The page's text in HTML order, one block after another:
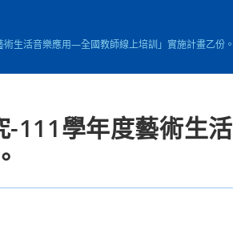
生活音樂應用—全國教師線上培訓」實施計畫乙份。
111學年度藝術生活